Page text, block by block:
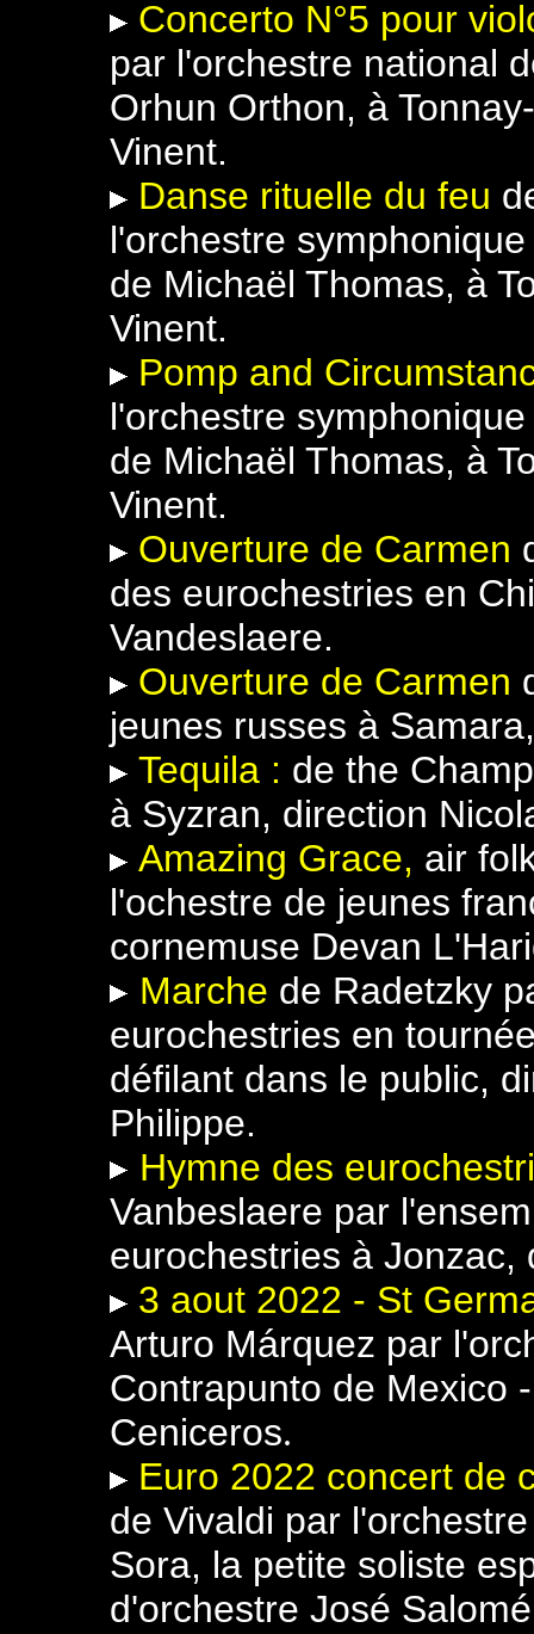
Concerto N°5 pour
par l'orchestre national
Orhun Orthon, à
Vinent.
Danse rituelle du feu
l'orchestre
de Michaël Thomas, à
Vinent.
Pomp and
l'orchestre
de Michaël Thomas, à
Vinent.
Ouverture de Carmen
des eurochestries en
Vandeslaere.
Ouverture de Carmen
jeunes russes à
Tequila : de the
à Syzran, direction
Amazing Grace, air
l'ochestre de jeunes
cornemuse Devan
Marche de Radetzky
eurochestries en
défilant dans le public,
Philippe.
Hymne des
Vanbeslaere par
eurochestries à Jonzac,
3 aout 2022 - St
Arturo Márquez par
Contrapunto de Mexico
Ceniceros.
Euro 2022 concert de
de Vivaldi par
Sora, la petite soliste
d'orchestre José